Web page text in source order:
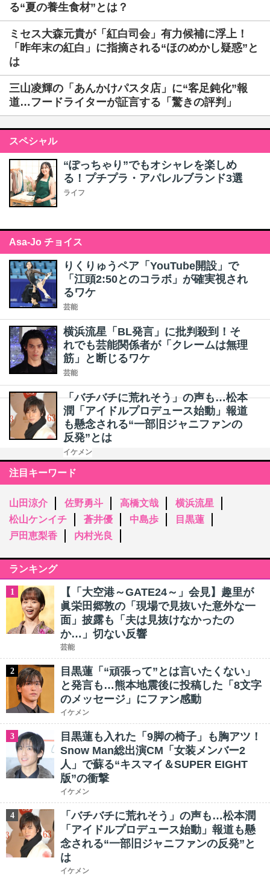
る“夏の養生食材”とは？
ミセス大森元貴が「紅白司会」有力候補に浮上！
「昨年末の紅白」に指摘される“ほのめかし疑惑”と
は
三山凌輝の「あんかけパスタ店」に“客足鈍化”報
道…フードライターが証言する「驚きの評判」
スペシャル
“ぽっちゃり”でもオシャレを楽しめ
る！プチプラ・アパレルブランド3選
ライフ
Asa-Jo チョイス
りくりゅうペア「YouTube開設」で
「江頭2:50とのコラボ」が確実視され
るワケ
芸能
横浜流星「BL発言」に批判殺到！そ
れでも芸能関係者が「クレームは無理
筋」と断じるワケ
芸能
「バチバチに荒れそう」の声も…松本
潤「アイドルプロデュース始動」報道
も懸念される“一部旧ジャニファンの
反発”とは
イケメン
注目キーワード
山田涼介 佐野勇斗 高橋文哉
横浜流星
松山ケンイチ
蒼井優 中島歩
目黒蓮
戸田恵梨香
内村光良
ランキング
1
【「大空港～GATE24～」会見】趣里が
眞栄田郷敦の「現場で見抜いた意外な一
面」披露も「夫は見抜けなかったの
か…」切ない反響
芸能
2
目黒蓮「“頑張って”とは言いたくない」
と発言も…熊本地震後に投稿した「8文字
のメッセージ」にファン感動
イケメン
3
目黒蓮も入れた「9脚の椅子」も胸アツ！
Snow Man総出演CM「女装メンバー2
人」で蘇る“キスマイ＆SUPER EIGHT
版”の衝撃
イケメン
4
「バチバチに荒れそう」の声も…松本潤
「アイドルプロデュース始動」報道も懸
念される“一部旧ジャニファンの反発”と
は
イケメン